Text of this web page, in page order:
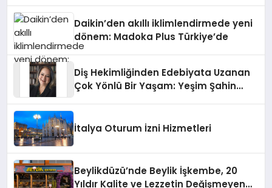
Daikin’den akıllı iklimlendirmede yeni
dönem: Madoka Plus Türkiye’de
Diş Hekimliğinden Edebiyata Uzanan
Çok Yönlü Bir Yaşam: Yeşim Şahin
İtalya Oturum İzni Hizmetleri
Beylikdüzü’nde Beylik İşkembe, 20
Yıldır Kalite ve Lezzetin Değişmeyen